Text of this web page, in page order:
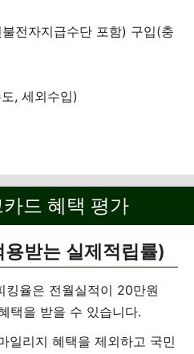
전자지급수단 포함) 구입(충
, 세외수입)
드 혜택 평가
받는 실제적립률)
킹율은 전월실적이 20만원
택을 받을 수 있습니다.
일리지 혜택을 제외하고 국민